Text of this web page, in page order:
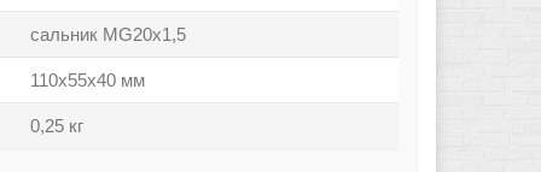
сальник MG20х1,5
110x55x40 мм
0,25 кг